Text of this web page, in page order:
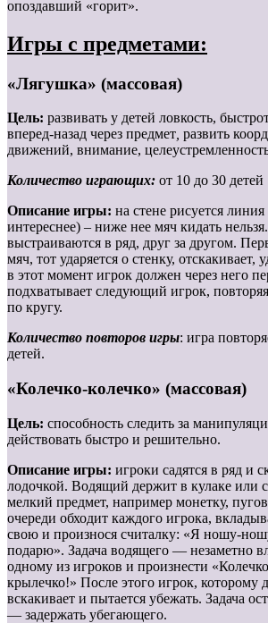
опоздавший «горит».
Игры с предметами:
«Лягушка» (массовая)
Цель: развивать у детей ловкость,
вперед-назад через предмет, развить
движений, внимание,
Количество играющих: от 10 до 30 детей
Описание игры: на стене рисуется
интереснее) – ниже нее мяч кидать
выстраиваются в ряд, друг за другом.
мяч, тот ударяется о стенку, отскакивает,
в этот момент игрок должен через него
подхватывает следующий игрок,
по кругу.
Количество повторов игры: игра
детей.
«Колечко-колечко» (массовая)
Цель: способность следить за
действовать быстро и решительно.
Описание игры: игроки садятся в ряд и
лодочкой. Водящий держит в кулаке или
мелкий предмет, например монетку,
очереди обходит каждого игрока,
свою и произнося считалку: «Я ношу-
подарю». Задача водящего — незаметно
одному из игроков и произнести
крылечко!» После этого игрок, которому
вскакивает и пытается убежать. Задача
— задержать убегающего.